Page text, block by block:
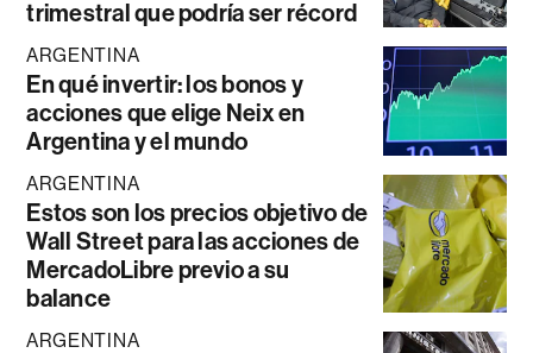
trimestral que podría ser récord
ARGENTINA
En qué invertir: los bonos y
acciones que elige Neix en
Argentina y el mundo
ARGENTINA
Estos son los precios objetivo de
Wall Street para las acciones de
MercadoLibre previo a su
balance
ARGENTINA